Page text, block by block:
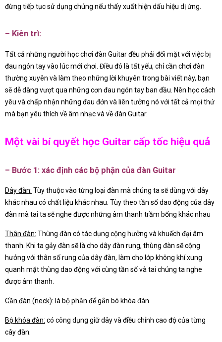
đừng tiếp tục sử dụng chúng nếu thấy xuất hiện dấu hiệu dị ứng.
– Kiên trì:
Tất cả những người học chơi đàn Guitar đều phải đối mặt với việc bị
đau ngón tay vào lúc mới chơi. Điều đó là tất yếu, chỉ cần chơi đàn
thường xuyên và làm theo những lời khuyên trong bài viết này, bạn
sẽ dễ dàng vượt qua những cơn đau ngón tay ban đầu. Nên học cách
yêu và chấp nhận những đau đớn và liên tưởng nó với tất cả mọi thứ
mà bạn yêu thích về âm nhạc và về đàn Guitar.
Một vài bí quyết học Guitar cấp tốc hiệu quả
– Bước 1: xác định các bộ phận của đàn Guitar
Dây đàn: Tùy thuộc vào từng loại đàn mà chúng ta sẽ dùng với dây
khác nhau có chất liệu khác nhau. Tùy theo tần số dao động của dây
đàn mà tai ta sẽ nghe được những âm thanh trầm bổng khác nhau
Thân đàn: Thùng đàn có tác dụng cộng hưởng và khuếch đại âm
thanh. Khi ta gảy đàn sẽ là cho dây đàn rung, thùng đàn sẽ cộng
hưởng với thân số rung của dây đàn, làm cho lớp không khí xung
quanh mặt thùng dao động với cùng tần số và tai chúng ta nghe
được âm thanh.
Cần đàn (neck): là bộ phận để gắn bó khóa đàn.
Bộ khóa đàn: có công dụng giữ dây và điều chỉnh cao độ của từng
cây đàn.